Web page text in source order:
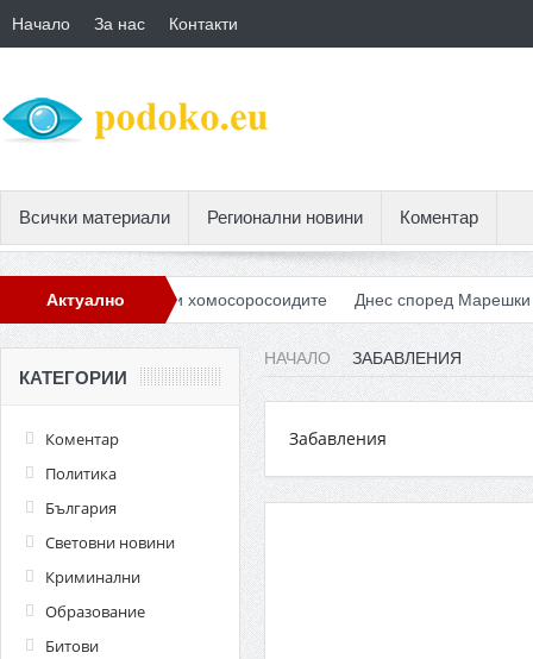
Начало За нас Контакти
Всички материали Регионални новини Коментар
Актуално
от БКП и хомосоросоидите Днес според Марешки българите
НАЧАЛО ЗАБАВЛЕНИЯ
Забавления
КАТЕГОРИИ
Коментар
Политика
България
Световни новини
Криминални
Образование
Битови